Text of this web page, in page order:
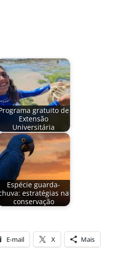
gratuito de
Extensão
Universitária
Espécie guarda-
estratégias na
conservação
E-mail X Mais